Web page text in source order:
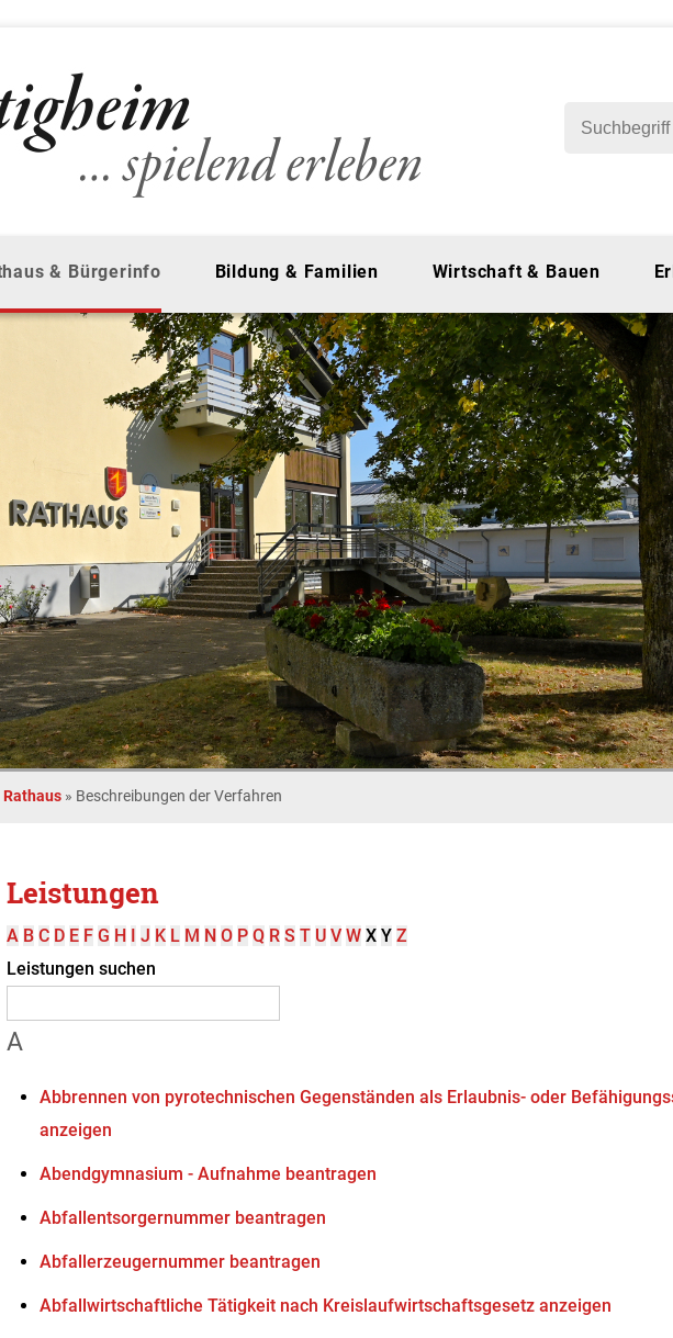
& Bürgerinfo Bildung & Familien Wirtschaft & Bauen
Rathaus » Beschreibungen der Verfahren
Leistungen
A B C D E F G H I J K L M N O P Q R S T U V W X Y Z
Leistungen suchen
A
Abbrennen von pyrotechnischen Gegenständen als Erlaubnis- oder
anzeigen
Abendgymnasium - Aufnahme beantragen
Abfallentsorgernummer beantragen
Abfallerzeugernummer beantragen
Abfallwirtschaftliche Tätigkeit nach Kreislaufwirtschaftsgesetz anzeigen